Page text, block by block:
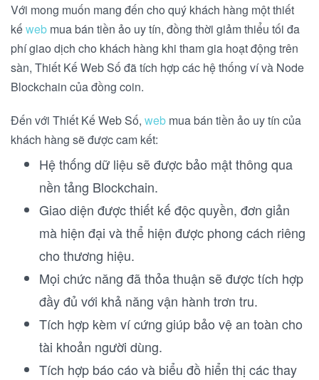
Với mong muốn mang đến cho quý khách hàng một thiết
kếweb mua bán tiền ảo uy tín, đồng thời giảm thiểu tối đa
phí giao dịch cho khách hàng khi tham gia hoạt động trên
sàn, Thiết Kế Web Số đã tích hợp các hệ thống ví và Node
Blockchain của đồng coin.
Đến với Thiết Kế Web Số, web mua bán tiền ảo uy tín của
khách hàng sẽ được cam kết:
Hệ thống dữ liệu sẽ được bảo mật thông qua
nền tảng Blockchain.
Giao diện được thiết kế độc quyền, đơn giản
mà hiện đại và thể hiện được phong cách riêng
cho thương hiệu.
Mọi chức năng đã thỏa thuận sẽ được tích hợp
đầy đủ với khả năng vận hành trơn tru.
Tích hợp kèm ví cứng giúp bảo vệ an toàn cho
tài khoản người dùng.
Tích hợp báo cáo và biểu đồ hiển thị các thay